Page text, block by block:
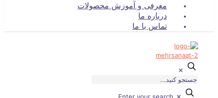
معرفی و آموزش محصولات
درباره ما
تماس با ما
✕